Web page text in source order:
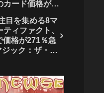
カード価格が
ギャザリング
目を集める8マ
ィファクト、
価格が271％急
ジック：ザ・ギ